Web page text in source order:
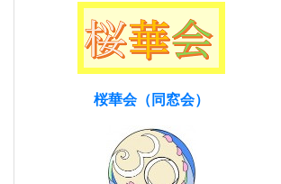
桜華会（同窓会）